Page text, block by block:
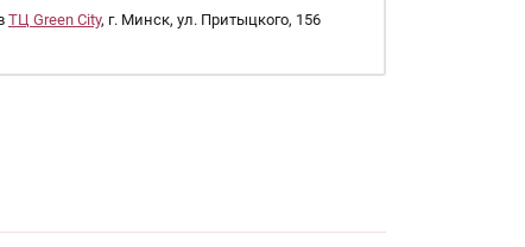
ТЦ Green City, г. Минск, ул. Притыцкого, 156